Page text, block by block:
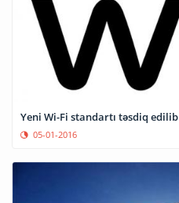
Yeni Wi-Fi standartı təsdiq edilib
05-01-2016